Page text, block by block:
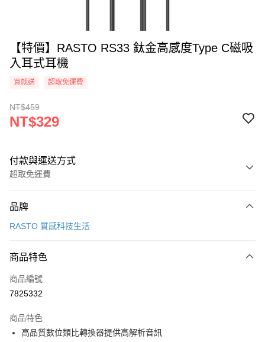
【特價】RASTO RS33 鈦金高感度Type C磁吸
入耳式耳機
買就送 超取免運費
NT$459
NT$329
付款與運送方式
超取免運費
信用卡一次付款
Apple Pay
街口支付
ATM付款
品牌
RASTO 質感科技生活
商品特色
商品編號
7825332
商品特色
高品質數位類比轉換器提供高解析音訊